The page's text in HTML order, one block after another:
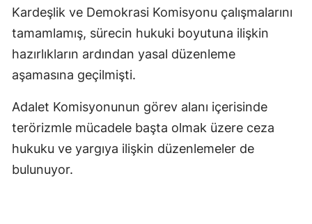
Kardeşlik ve Demokrasi Komisyonu çalışmalarını
tamamlamış, sürecin hukuki boyutuna ilişkin
hazırlıkların ardından yasal düzenleme
aşamasına geçilmişti.
Adalet Komisyonunun görev alanı içerisinde
terörizmle mücadele başta olmak üzere ceza
hukuku ve yargıya ilişkin düzenlemeler de
bulunuyor.